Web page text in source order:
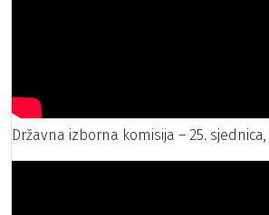
Državna izborna komisija – 25. sjednica,